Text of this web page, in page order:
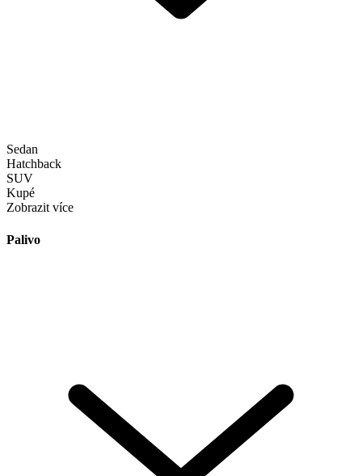
Sedan
Hatchback
SUV
Kupé
Zobrazit více
Palivo